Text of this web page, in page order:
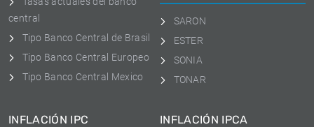
central
Tipo Banco Central de Brasil
Tipo Banco Central Europeo
Tipo Banco Central Mexico
SARON
ESTER
SONIA
TONAR
INFLACIÓN IPC INFLACIÓN IPCA